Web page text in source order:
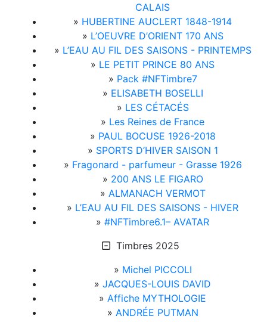
CALAIS
» HUBERTINE AUCLERT 1848-1914
» L’OEUVRE D’ORIENT 170 ANS
» L’EAU AU FIL DES SAISONS - PRINTEMPS
» LE PETIT PRINCE 80 ANS
» Pack #NFTimbre7
» ELISABETH BOSELLI
» LES CÉTACÉS
» Les Reines de France
» PAUL BOCUSE 1926-2018
» SPORTS D’HIVER SAISON 1
» Fragonard - parfumeur - Grasse 1926
» 200 ANS LE FIGARO
» ALMANACH VERMOT
» L’EAU AU FIL DES SAISONS - HIVER
» #NFTimbre6.1– AVATAR
Timbres 2025
» Michel PICCOLI
» JACQUES-LOUIS DAVID
» Affiche MYTHOLOGIE
» ANDRÉE PUTMAN